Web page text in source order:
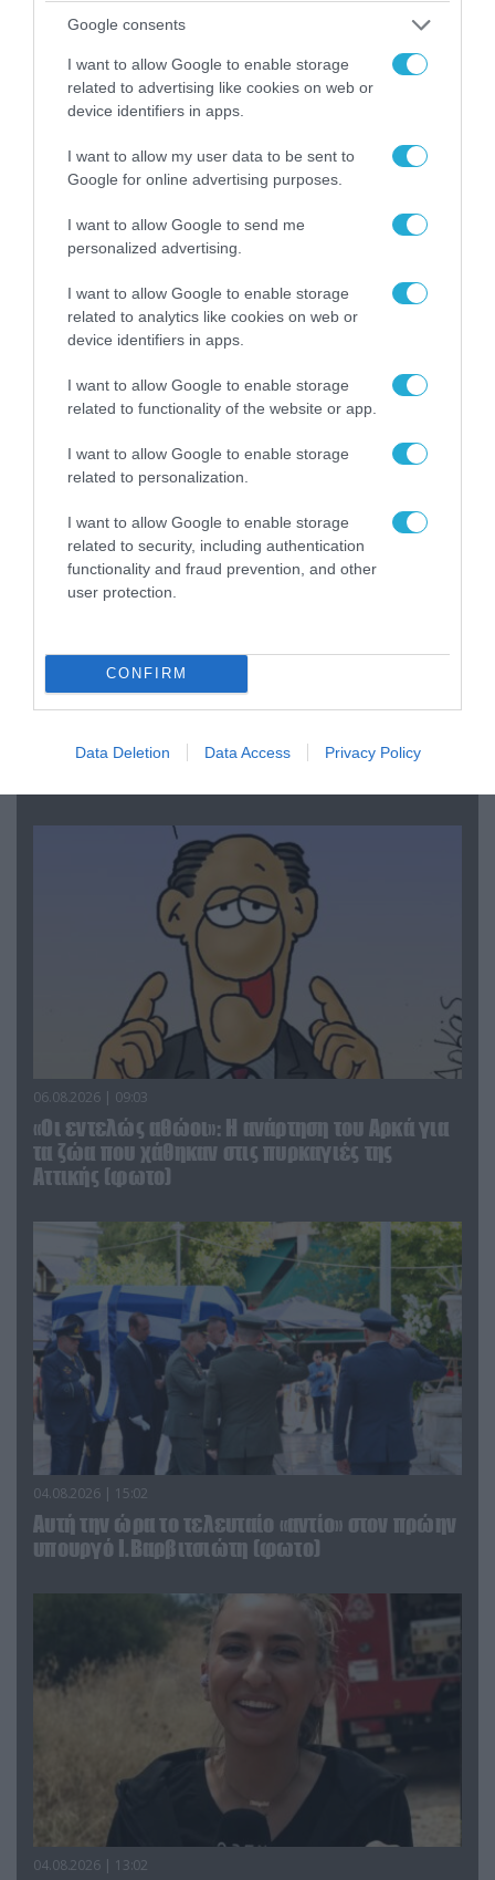
Google consents
I want to allow Google to enable storage
related to advertising like cookies on web or
device identifiers in apps.
I want to allow my user data to be sent to
Google for online advertising purposes.
I want to allow Google to send me
personalized advertising.
I want to allow Google to enable storage
related to analytics like cookies on web or
device identifiers in apps.
I want to allow Google to enable storage
related to functionality of the website or app.
I want to allow Google to enable storage
related to personalization.
I want to allow Google to enable storage
related to security, including authentication
functionality and fraud prevention, and other
user protection.
CONFIRM
Data Deletion Data Access Privacy Policy
07.08.2026 | 20:02
Ο Γιάννης Αλαφούζος «τέλειωσε» τον
απομάκρυνσής του
Αθήνα: Απομακρύνθηκαν παράνομα
06.08.2026 | 09:03
«Οι εντελώς αθώοι»: Η ανάρτηση του Αρκά για
τα ζώα που χάθηκαν στις πυρκαγιές της
Αττικής (φωτο)
04.08.2026 | 15:02
Αυτή την ώρα το τελευταίο «αντίο» στον πρώην
υπουργό Ι.Βαρβιτσιώτη (φωτο)
04.08.2026 | 13:02